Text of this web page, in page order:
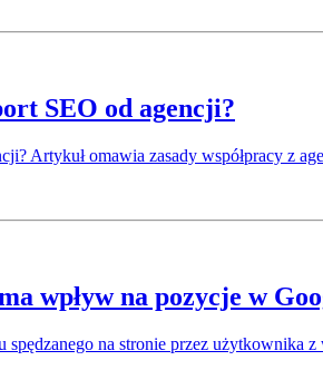
SEO od agencji?
Artykuł omawia zasady współpracy z
wpływ na pozycje w
na stronie przez użytkownika